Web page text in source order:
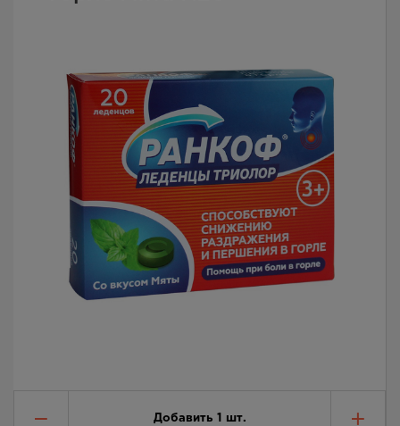
Добавить 1 шт.